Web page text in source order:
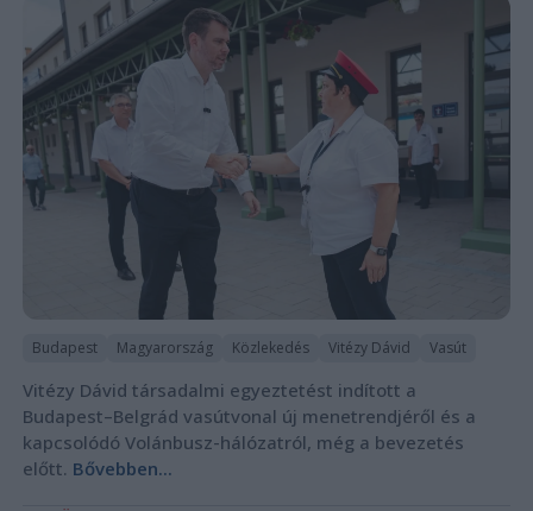
Budapest Magyarország Közlekedés Vitézy Dávid Vasút
Vitézy Dávid társadalmi egyeztetést indított a
Budapest–Belgrád vasútvonal új menetrendjéről és a
kapcsolódó Volánbusz-hálózatról, még a bevezetés
előtt. Bővebben...